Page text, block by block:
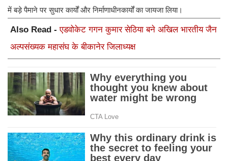
में बड़े पैमाने पर सुधार कार्यों और निर्माणाधीनकार्यों का जायजा लिया।
Also Read -एडवोकेट गगन कुमार सेठिया बने अखिल भारतीय जैन
अल्पसंख्यक महासंघ के बीकानेर जिलाध्यक्ष